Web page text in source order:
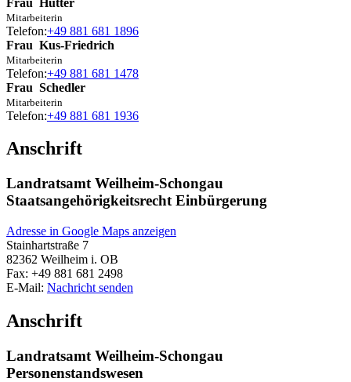
Mitarbeiterin
Telefon:+49 881 681 1896
Frau Kus-Friedrich
Mitarbeiterin
Telefon:+49 881 681 1478
Frau Schedler
Mitarbeiterin
Telefon:+49 881 681 1936
Anschrift
Landratsamt Weilheim-Schongau
Staatsangehörigkeitsrecht Einbürgerung
Adresse in Google Maps anzeigen
Stainhartstraße 7
82362 Weilheim i. OB
Fax: +49 881 681 2498
E-Mail: Nachricht senden
Anschrift
Landratsamt Weilheim-Schongau
Personenstandswesen